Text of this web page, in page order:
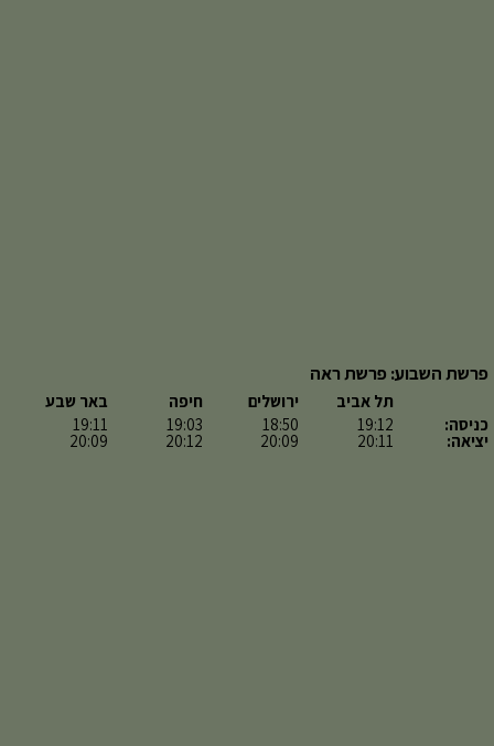
פרשת השבוע: פרשת ראה
כניסה:
יציאה:
תל אביב
19:12
20:11
ירושלים
18:50
20:09
חיפה
19:03
20:12
באר שבע
19:11
20:09